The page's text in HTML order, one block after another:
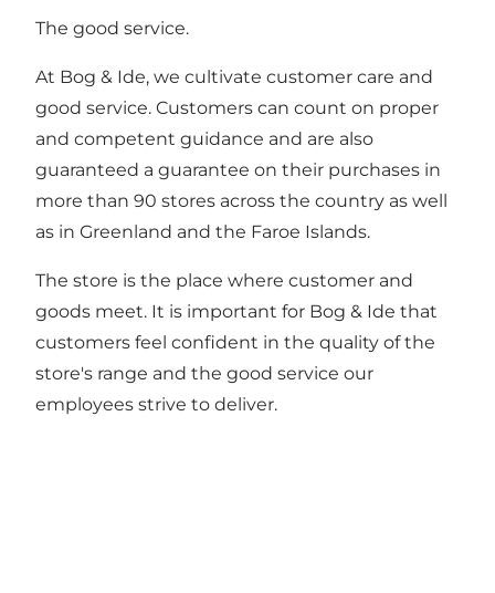
The good service.
At Bog & Ide, we cultivate customer care and
good service. Customers can count on proper
and competent guidance and are also
guaranteed a guarantee on their purchases in
more than 90 stores across the country as well
as in Greenland and the Faroe Islands.
The store is the place where customer and
goods meet. It is important for Bog & Ide that
customers feel confident in the quality of the
store's range and the good service our
employees strive to deliver.